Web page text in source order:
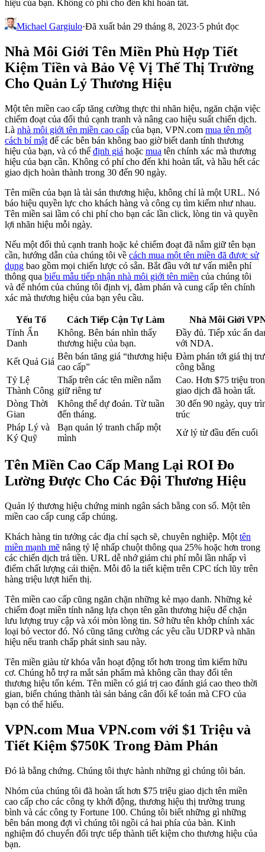
hiệu của bạn. Không có phí cho đến khi hoàn tất.
Michael Gargiulo·Đã xuất bản 29 tháng 8, 2023·5 phút đọc
Nhà Môi Giới Tên Miền Phù Hợp Tiết
Kiệm Tiền và Bảo Vệ Vị Thế Thị Trường
Cho Quản Lý Thương Hiệu
Một tên miền cao cấp tăng cường thực thi nhãn hiệu, ngăn chặn việc
chiếm đoạt của đối thủ cạnh tranh và nâng cao hiệu suất chiến dịch.
Là nhà môi giới tên miền cao cấp của bạn, VPN.com mua tên một
cách bí mật để các bên bán không bao giờ biết danh tính thương
hiệu của bạn, và có thể định giá hoặc mua tên chính xác mà thương
hiệu của bạn cần. Không có phí cho đến khi hoàn tất, và hầu hết các
giao dịch hoàn thành trong 30 đến 90 ngày.
Tên miền của bạn là tài sản thương hiệu, không chỉ là một URL. Nó
báo hiệu quyền lực cho khách hàng và công cụ tìm kiếm như nhau.
Tên miền sai lầm có chi phí cho bạn các lần click, lòng tin và quyền
lợi nhãn hiệu mỗi ngày.
Nếu một đối thủ cạnh tranh hoặc kẻ chiếm đoạt đã nắm giữ tên bạn
cần, hướng dẫn của chúng tôi về cách mua một tên miền đã được sử
dụng bao gồm mọi chiến lược có sẵn. Bắt đầu với tư vấn miễn phí
thông qua biểu mẫu tiếp nhận nhà môi giới tên miền của chúng tôi
và để nhóm của chúng tôi định vị, đàm phán và cung cấp tên chính
xác mà thương hiệu của bạn yêu cầu.
Yếu Tố Cách Tiếp Cận Tự Làm
Nhà Môi Giới
Tính Ẩn
Danh
Không. Bên bán nhìn thấy
thương hiệu của bạn.
Đầy đủ. Tiếp xúc ẩn
với NDA.
Kết Quả Giá
Bên bán tăng giá “thương hiệu
cao cấp”
Đàm phán tới giá thị
công bằng
Tỷ Lệ
Thành Công
Thấp trên các tên miền nắm
giữ riêng tư
Cao. Hơn $75 triệu
giao dịch đã hoàn tất.
Dòng Thời
Gian
Không thể dự đoán. Từ tuần
đến tháng.
30 đến 90 ngày, quy
trúc
Pháp Lý và
Ký Quỹ
Bạn quản lý tranh chấp một
mình
Xử lý từ đầu đến cuối
Tên Miền Cao Cấp Mang Lại ROI Đo
Lường Được Cho Các Đội Thương Hiệu
Quản lý thương hiệu chứng minh ngân sách bằng con số. Một tên
miền cao cấp cung cấp chúng.
Khách hàng tin tưởng các địa chỉ sạch sẽ, chuyên nghiệp. Một tên
miền mạnh mẽ nâng tỷ lệ nhấp chuột thông qua 25% hoặc hơn trong
các chiến dịch trả tiền. URL dễ nhớ giảm chi phí mỗi lần nhấp vì
điểm chất lượng cải thiện. Mỗi đô la tiết kiệm trên CPC tích lũy trên
hàng triệu lượt hiển thị.
Tên miền cao cấp cũng ngăn chặn những kẻ mạo danh. Những kẻ
chiếm đoạt miền tính năng lựa chọn tên gần thương hiệu để chặn
lưu lượng truy cập và xói mòn lòng tin. Sở hữu tên khớp chính xác
loại bỏ vector đó. Nó cũng tăng cường các yêu cầu UDRP và nhãn
hiệu nếu tranh chấp phát sinh sau này.
Tên miền giàu từ khóa vẫn hoạt động tốt hơn trong tìm kiếm hữu
cơ. Chúng hỗ trợ ra mắt sản phẩm mà không cần thay đổi tên
thương hiệu tốn kém. Tên miền có giá trị cao đánh giá cao theo thời
gian, biến chúng thành tài sản bảng cân đối kế toán mà CFO của
bạn có thể hiểu.
VPN.com Mua VPN.com với $1 Triệu và
Tiết Kiệm $750K Trong Đàm Phán
Đó là bằng chứng. Chúng tôi thực hành những gì chúng tôi bán.
Nhóm của chúng tôi đã hoàn tất hơn $75 triệu giao dịch tên miền
cao cấp cho các công ty khởi động, thương hiệu thị trường trung
bình và các công ty Fortune 100. Chúng tôi biết những gì những
bên bán mong đợi vì chúng tôi ngồi cả hai phía của bàn. Kinh
nghiệm đó chuyển đổi trực tiếp thành tiết kiệm cho thương hiệu của
bạn.